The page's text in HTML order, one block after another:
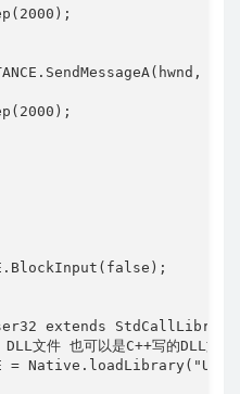
extends
文件 也可以是C++写的DLL文件
=